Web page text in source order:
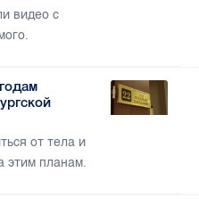
видео с
от тела и
этим планам.